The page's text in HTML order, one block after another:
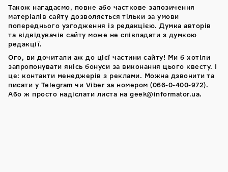
Також нагадаємо, повне або часткове запозичення
матеріалів сайту дозволяється тільки за умови
попереднього узгодження із редакцією. Думка авторів
та відвідувачів сайту може не співпадати з думкою
редакції.
Ого, ви дочитали аж до цієї частини сайту! Ми б хотіли
запропонувати якісь бонуси за виконання цього квесту. І
це: контакти менеджерів з реклами. Можна дзвонити та
писати у Telegram чи Viber за номером (066-0-400-972).
Або ж просто надіслати листа на geek@informator.ua.